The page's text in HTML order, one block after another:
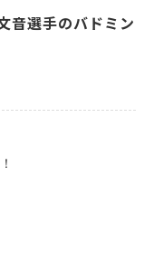
音選手のバドミン